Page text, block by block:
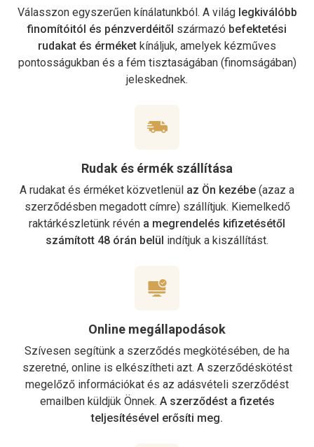
Válasszon egyszerűen kínálatunkból. A világ legkiválóbb
finomítóitól és pénzverdéitől származó befektetési
rudakat és érméket kínáljuk, amelyek kézműves
pontosságukban és a fém tisztaságában (finomságában)
jeleskednek.
Rudak és érmék szállítása
A rudakat és érméket közvetlenül az Ön kezébe (azaz a
szerződésben megadott címre) szállítjuk. Kiemelkedő
raktárkészletünk révén a megrendelés kifizetésétől
számított 48 órán belül indítjuk a kiszállítást.
Online megállapodások
Szívesen segítünk a szerződés megkötésében, de ha
szeretné, online is elkészítheti azt. A szerződéskötést
megelőző információkat és az adásvételi szerződést
emailben küldjük Önnek. A szerződést a fizetés
teljesítésével erősíti meg.